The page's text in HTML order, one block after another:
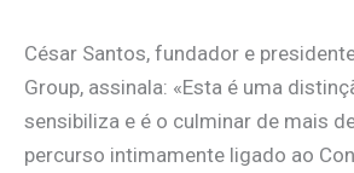
César Santos, fundador e
Group, assinala: «Esta é uma
sensibiliza e é o culminar de mais
percurso intimamente ligado ao